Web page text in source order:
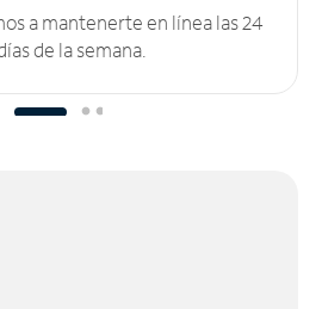
a mantenerte en línea las 24
de la semana.